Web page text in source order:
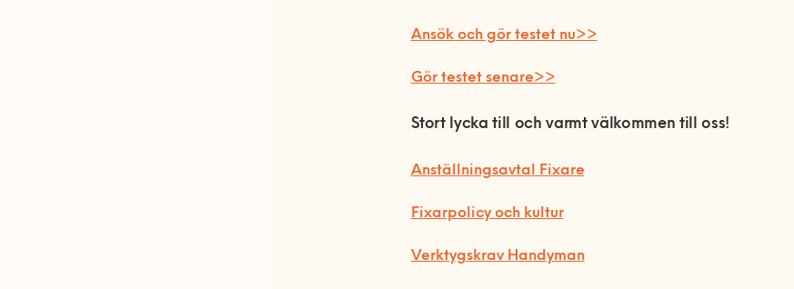
Ansök och gör testet nu>>
Gör testet senare>>
Stort lycka till och varmt välkommen till oss!
Anställningsavtal Fixare
Fixarpolicy och kultur
Verktygskrav Handyman